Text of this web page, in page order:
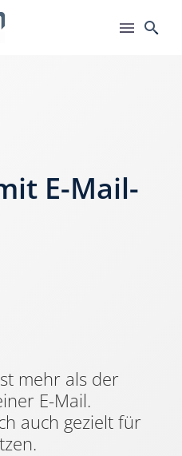
E-Mail-
mehr als der
E-Mail.
auch gezielt für